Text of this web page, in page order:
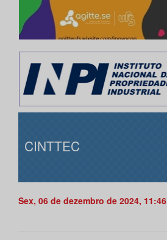
CINTTEC
Sex, 06 de dezembro de 2024, 11:46